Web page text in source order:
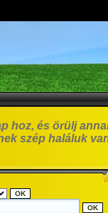
hoz, és örülj
szép haláluk